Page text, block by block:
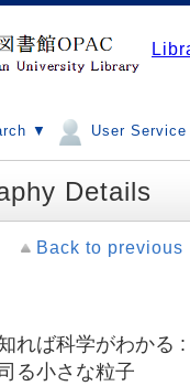
▼ User
Details
Back to previous
れば科学がわかる :
る小さな粒子